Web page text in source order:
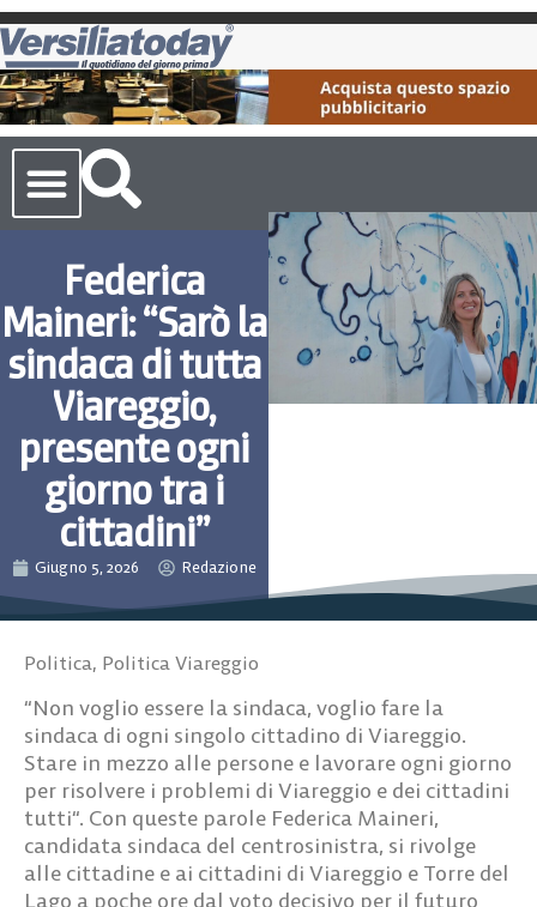
Federica
Maineri: “Sarò la
sindaca di tutta
Viareggio,
presente ogni
giorno tra i
cittadini”
Giugno 5, 2026 Redazione
Politica, Politica Viareggio
“Non voglio essere la sindaca, voglio fare la
sindaca di ogni singolo cittadino di Viareggio.
Stare in mezzo alle persone e lavorare ogni giorno
per risolvere i problemi di Viareggio e dei cittadini
tutti“. Con queste parole Federica Maineri,
candidata sindaca del centrosinistra, si rivolge
alle cittadine e ai cittadini di Viareggio e Torre del
Lago a poche ore dal voto decisivo per il futuro